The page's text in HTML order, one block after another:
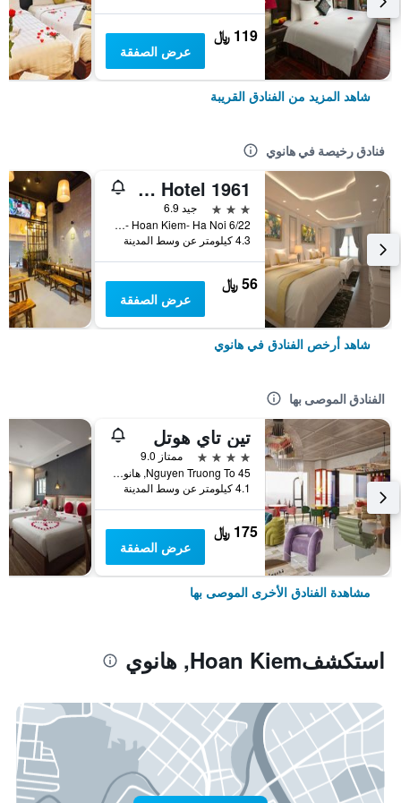
119 ﷼
عرض الصفقة
شاهد المزيد من الفنادق القريبة
فنادق رخيصة في هانوي
Old Quarter Hotel 1961
3 نجوم
جيد 6.9
6/22 Hang Voi Street- Ly Thai To- Hoan Kiem- Ha Noi, هانوي, فيتنام
4.3 كيلومتر عن وسط المدينة
56 ﷼
عرض الصفقة
شاهد أرخص الفنادق في هانوي
الفنادق الموصى بها
تين تاي هوتل
4 نجوم
ممتاز 9.0
45 Nguyen Truong To, هانوي, فيتنام
4.1 كيلومتر عن وسط المدينة
175 ﷼
عرض الصفقة
مشاهدة الفنادق الأخرى الموصى بها
استكشفHoan Kiem, هانوي